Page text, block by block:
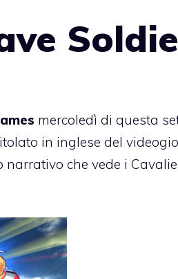
mercoledì di questa
in inglese del
narrativo che vede i